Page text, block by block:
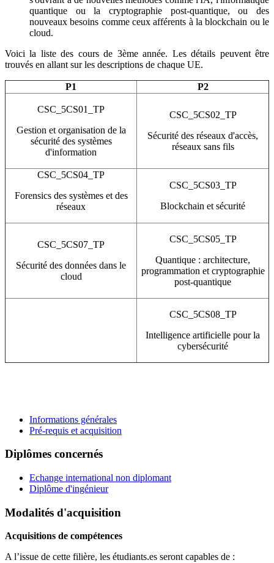
quantique ou la cryptographie post-quantique, ou des
nouveaux besoins comme ceux afférents à la blockchain ou le
cloud.
Voici la liste des cours de 3ème année. Les détails peuvent être
trouvés en allant sur les descriptions de chaque UE.
P1 P2
CSC_5CS01_TP
Gestion et organisation de la
sécurité des systèmes
d'information
CSC_5CS02_TP
Sécurité des réseaux d'accès,
réseaux sans fils
CSC_5CS04_TP
Forensics des systèmes et des
réseaux
CSC_5CS03_TP
Blockchain et sécurité
CSC_5CS07_TP
Sécurité des données dans le
cloud
CSC_5CS05_TP
Quantique : architecture,
programmation et cryptographie
post-quantique
CSC_5CS08_TP
Intelligence artificielle pour la
cybersécurité
Informations générales
Pré-requis et acquisition
Diplômes concernés
Echange international non diplomant
Diplôme d'ingénieur
Modalités d'acquisition
Acquisitions de compétences
A l’issue de cette filière, les étudiants.es seront capables de :